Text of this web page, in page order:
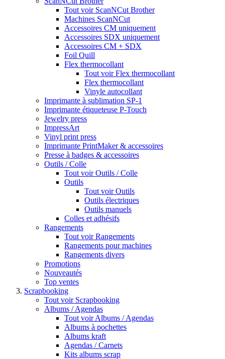
Tout voir ScanNCut Brother
Machines ScanNCut
Accessoires CM uniquement
Accessoires SDX uniquement
Accessoires CM + SDX
Foil Quill
Flex thermocollant
Tout voir Flex thermocollant
Flex thermocollant
Vinyle autocollant
Imprimante à sublimation SP-1
Imprimante étiqueteuse P-Touch
Jewelry press
ImpressArt
Vinyl print press
Imprimante PrintMaker & accessoires
Presse à badges & accessoires
Outils / Colle
Tout voir Outils / Colle
Outils
Tout voir Outils
Outils électriques
Outils manuels
Colles et adhésifs
Rangements
Tout voir Rangements
Rangements pour machines
Rangements divers
Promotions
Nouveautés
Top ventes
Scrapbooking
Tout voir Scrapbooking
Albums / Agendas
Tout voir Albums / Agendas
Albums à pochettes
Albums kraft
Agendas / Carnets
Kits albums scrap